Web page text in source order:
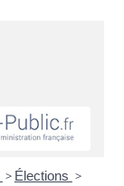
> Élections >